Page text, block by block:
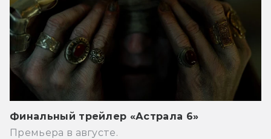
Финальный трейлер «Астрала 6»
Премьера в августе.